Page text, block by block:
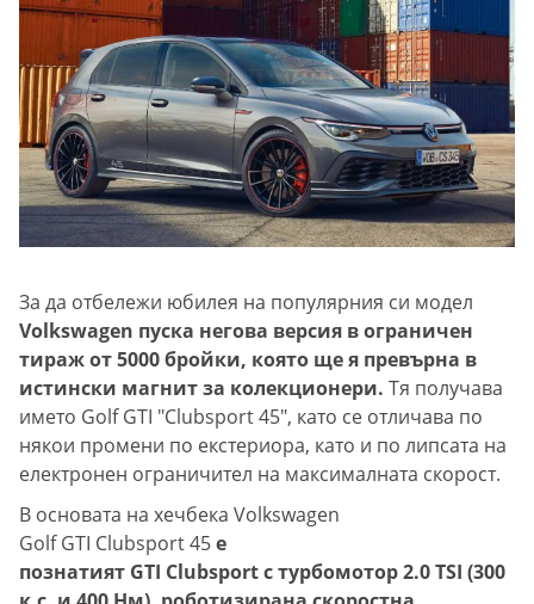
За да отбележи юбилея на популярния си модел
Volkswagen пуска негова версия в ограничен
тираж от 5000 бройки, която ще я превърна в
истински магнит за колекционери. Тя получава
името Golf GTI "Clubsport 45", като се отличава по
някои промени по екстериора, като и по липсата на
електронен ограничител на максималната скорост.
В основата на хечбека Volkswagen
Golf GTI Clubsport 45е
познатият GTI Clubsport с турбомотор 2.0 TSI (300